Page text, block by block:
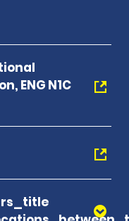
ENG N1C